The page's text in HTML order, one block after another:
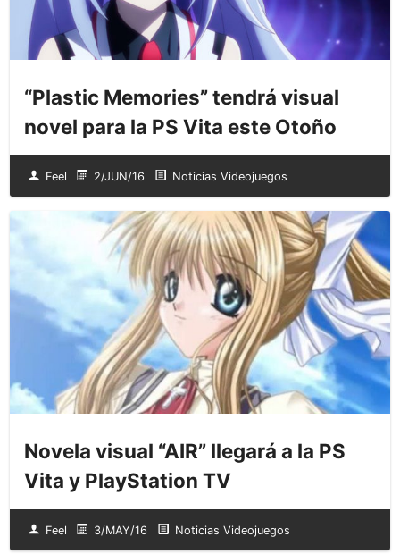
“Plastic Memories” tendrá visual
novel para la PS Vita este Otoño
Feel 2/JUN/16 Noticias Videojuegos
Novela visual “AIR” llegará a la PS
Vita y PlayStation TV
Feel 3/MAY/16 Noticias Videojuegos